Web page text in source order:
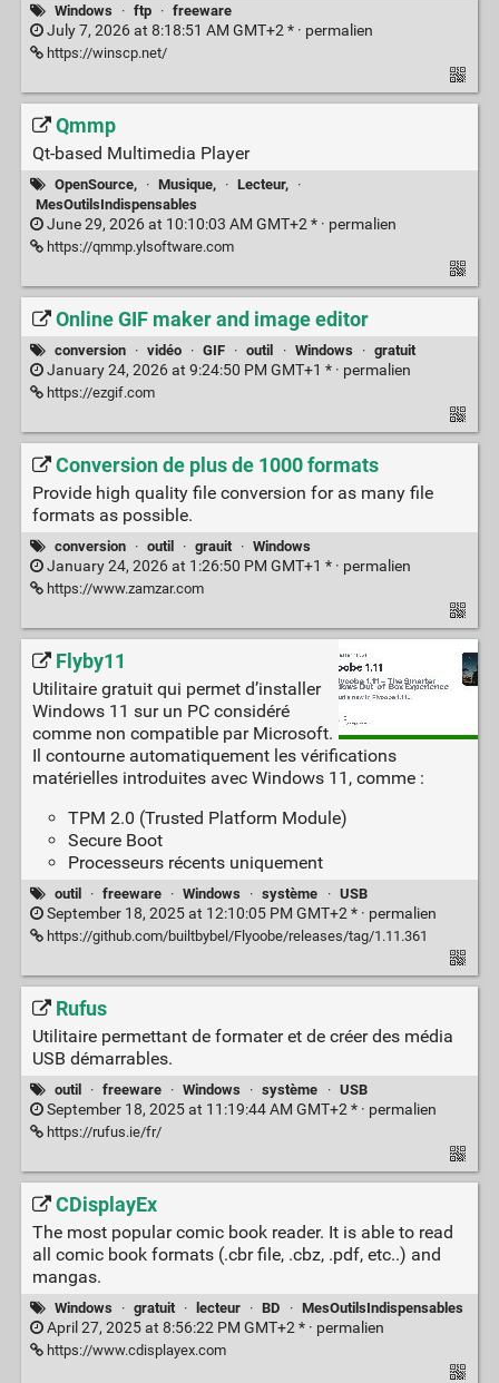
Windows · ftp · freeware
July 7, 2026 at 8:18:51 AM GMT+2 * · permalien
https://winscp.net/
Qmmp
Qt-based Multimedia Player
OpenSource, · Musique, · Lecteur, ·
MesOutilsIndispensables
June 29, 2026 at 10:10:03 AM GMT+2 * · permalien
https://qmmp.ylsoftware.com
Online GIF maker and image editor
conversion · vidéo · GIF · outil · Windows · gratuit
January 24, 2026 at 9:24:50 PM GMT+1 * · permalien
https://ezgif.com
Conversion de plus de 1000 formats
Provide high quality file conversion for as many file
formats as possible.
conversion · outil · grauit · Windows
January 24, 2026 at 1:26:50 PM GMT+1 * · permalien
https://www.zamzar.com
Flyby11
Utilitaire gratuit qui permet d’installer
Windows 11 sur un PC considéré
comme non compatible par Microsoft.
Il contourne automatiquement les vérifications
matérielles introduites avec Windows 11, comme :
TPM 2.0 (Trusted Platform Module)
Secure Boot
Processeurs récents uniquement
outil · freeware · Windows · système · USB
September 18, 2025 at 12:10:05 PM GMT+2 * · permalien
https://github.com/builtbybel/Flyoobe/releases/tag/1.11.361
Rufus
Utilitaire permettant de formater et de créer des média
USB démarrables.
outil · freeware · Windows · système · USB
September 18, 2025 at 11:19:44 AM GMT+2 * · permalien
https://rufus.ie/fr/
CDisplayEx
The most popular comic book reader. It is able to read
all comic book formats (.cbr file, .cbz, .pdf, etc..) and
mangas.
Windows · gratuit · lecteur · BD · MesOutilsIndispensables
April 27, 2025 at 8:56:22 PM GMT+2 * · permalien
https://www.cdisplayex.com